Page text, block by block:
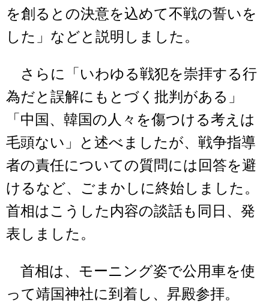
を創るとの決意を込めて不戦の誓いを
した」などと説明しました。
さらに「いわゆる戦犯を崇拝する行
為だと誤解にもとづく批判がある」
「中国、韓国の人々を傷つける考えは
毛頭ない」と述べましたが、戦争指導
者の責任についての質問には回答を避
けるなど、ごまかしに終始しました。
首相はこうした内容の談話も同日、発
表しました。
首相は、モーニング姿で公用車を使
って靖国神社に到着し、昇殿参拝。